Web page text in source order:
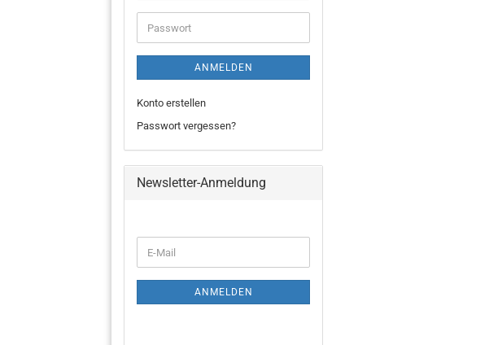
ANMELDEN
Konto erstellen
Passwort vergessen?
Newsletter-Anmeldung
ANMELDEN